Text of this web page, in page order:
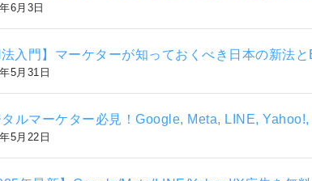
6月3日
法入門】マーケターが知っておくべき日本の新法
5月31日
ルマーケター必見！Google, Meta, LINE,
5月22日